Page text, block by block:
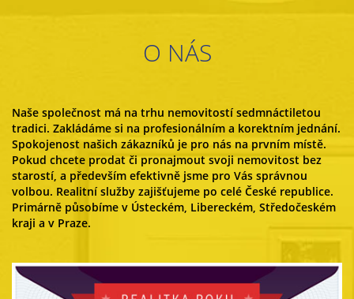
O NÁS
Naše společnost má na trhu nemovitostí sedmnáctiletou
tradici. Zakládáme si na profesionálním a korektním jednání.
Spokojenost našich zákazníků je pro nás na prvním místě.
Pokud chcete prodat či pronajmout svoji nemovitost bez
starostí, a především efektivně jsme pro Vás správnou
volbou. Realitní služby zajišťujeme po celé České republice.
Primárně působíme v Ústeckém, Libereckém, Středočeském
kraji a v Praze.